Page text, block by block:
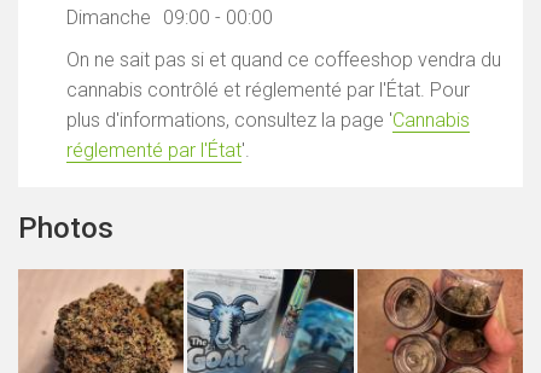
Dimanche
09:00 - 00:00
On ne sait pas si et quand ce coffeeshop vendra du
cannabis contrôlé et réglementé par l'État. Pour
plus d'informations, consultez la page 'Cannabis
réglementé par l'État'.
Photos